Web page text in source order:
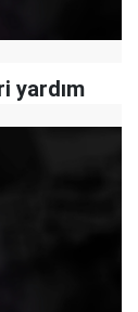
yardım